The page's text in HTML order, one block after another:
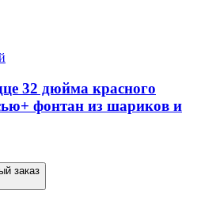
32 дюйма красного
фонтан из шариков и
заказ